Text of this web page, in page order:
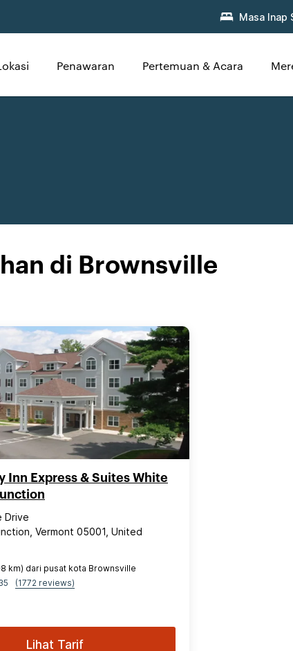
Masa Inap
Penawaran Pertemuan & Acara
di Brownsville
Inn Express & Suites White
Drive
Vermont 05001, United
km) dari pusat kota Brownsville
(1772 reviews)
Lihat Tarif